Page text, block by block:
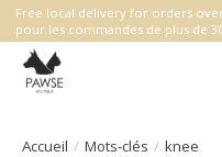
Free local delivery for orders
pour les commandes de plus de
Accueil / Mots-clés / knee